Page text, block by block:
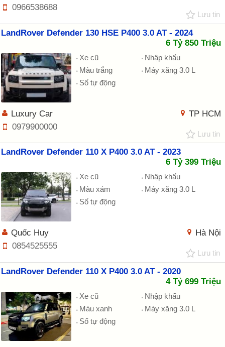
0966538688
Lưu tin
LandRover Defender 130 HSE P400 3.0 AT - 2024
6 Tỷ 850 Triệu
Xe cũ
Nhập khẩu
Màu trắng
Máy xăng 3.0 L
Số tự động
TP HCM
Luxury Car
0979900000
Lưu tin
LandRover Defender 110 X P400 3.0 AT - 2023
6 Tỷ 399 Triệu
Xe cũ
Nhập khẩu
Màu xám
Máy xăng 3.0 L
Số tự động
Hà Nội
Quốc Huy
0854525555
Lưu tin
LandRover Defender 110 X P400 3.0 AT - 2020
4 Tỷ 699 Triệu
Xe cũ
Nhập khẩu
Màu xanh
Máy xăng 3.0 L
Số tự động